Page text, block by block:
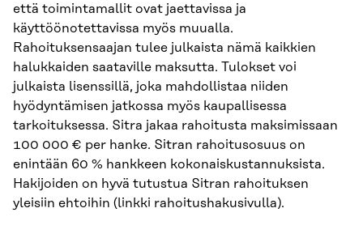
että toimintamallit ovat jaettavissa ja
käyttöönotettavissa myös muualla.
Rahoituksensaajan tulee julkaista nämä kaikkien
halukkaiden saataville maksutta. Tulokset voi
julkaista lisenssillä, joka mahdollistaa niiden
hyödyntämisen jatkossa myös kaupallisessa
tarkoituksessa. Sitra jakaa rahoitusta maksimissaan
100 000 € per hanke. Sitran rahoitusosuus on
enintään 60 % hankkeen kokonaiskustannuksista.
Hakijoiden on hyvä tutustua Sitran rahoituksen
yleisiin ehtoihin (linkki rahoitushakusivulla).